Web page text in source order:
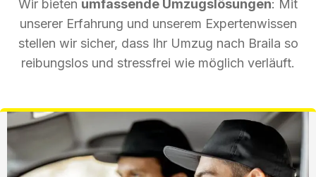
Wir bieten umfassende Umzugslösungen: Mit
unserer Erfahrung und unserem Expertenwissen
stellen wir sicher, dass Ihr Umzug nach Braila so
reibungslos und stressfrei wie möglich verläuft.